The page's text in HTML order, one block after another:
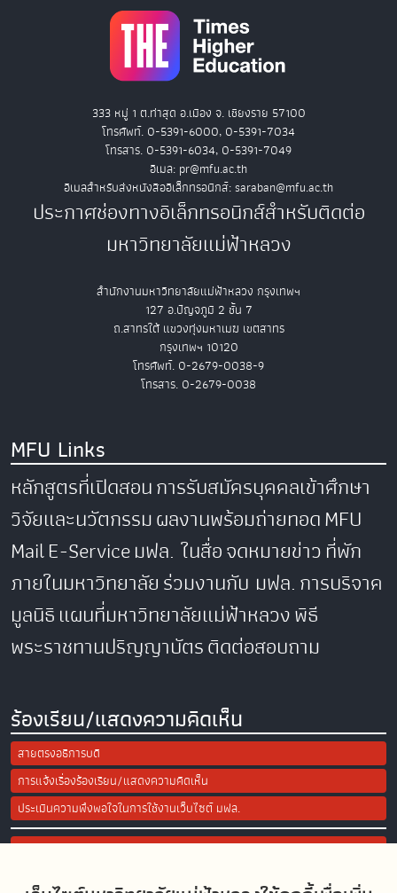
333 หมู่ 1 ต.ท่าสุด อ.เมือง จ. เชียงราย 57100
โทรศัพท์. 0-5391-6000, 0-5391-7034
โทรสาร. 0-5391-6034, 0-5391-7049
อีเมล: pr@mfu.ac.th
อีเมลสำหรับส่งหนังสืออิเล็กทรอนิกส์: saraban@mfu.ac.th
ประกาศช่องทางอิเล็กทรอนิกส์สำหรับติดต่อ
มหาวิทยาลัยแม่ฟ้าหลวง
สำนักงานมหาวิทยาลัยแม่ฟ้าหลวง กรุงเทพฯ
127 อ.ปัญจภูมิ 2 ชั้น 7
ถ.สาทรใต้ แขวงทุ่งมหาเมฆ เขตสาทร
กรุงเทพฯ 10120
โทรศัพท์. 0-2679-0038-9
โทรสาร. 0-2679-0038
MFU Links
หลักสูตรที่เปิดสอนการรับสมัครบุคคลเข้าศึกษา
วิจัยและนวัตกรรมผลงานพร้อมถ่ายทอดMFU
MailE-Serviceมฟล. ในสื่อจดหมายข่าวที่พัก
ภายในมหาวิทยาลัยร่วมงานกับ มฟล.การบริจาค
มูลนิธิแผนที่มหาวิทยาลัยแม่ฟ้าหลวงพิธี
พระราชทานปริญญาบัตรติดต่อสอบถาม
ร้องเรียน/แสดงความคิดเห็น
สายตรงอธิการบดี
การแจ้งเรื่องร้องเรียน/แสดงความคิดเห็น
ประเมินความพึงพอใจในการใช้งานเว็บไซต์ มฟล.
Site Map